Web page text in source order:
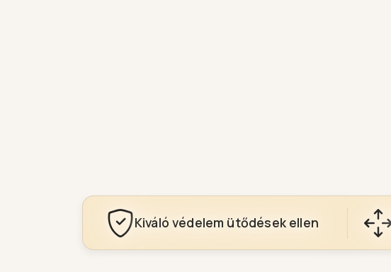
Kiváló védelem ütődések ellen